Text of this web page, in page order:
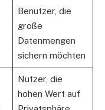
Benutzer, die
große
Datenmengen
sichern möchten
Nutzer, die
hohen Wert auf